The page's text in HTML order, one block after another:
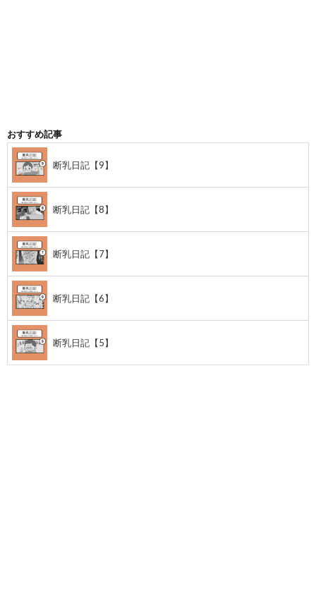
おすすめ記事
断乳日記【9】
断乳日記【8】
断乳日記【7】
断乳日記【6】
断乳日記【5】